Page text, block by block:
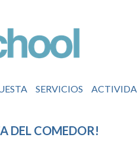
SERVICIOS
DEL COMEDOR!